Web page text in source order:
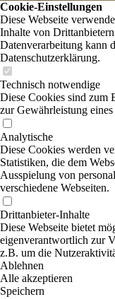
Cookie-Einstellungen
Diese Webseite
Inhalte von
Datenverarbeitung kann
Datenschutzerklärung.
Technisch notwendige
Diese Cookies sind zum
zur Gewährleistung
Analytische
Diese Cookies werden
Statistiken, die dem
Ausspielung von
verschiedene Webseiten.
Drittanbieter-Inhalte
Diese Webseite bietet
eigenverantwortlich zur
z.B. um die
Ablehnen
Alle akzeptieren
Speichern